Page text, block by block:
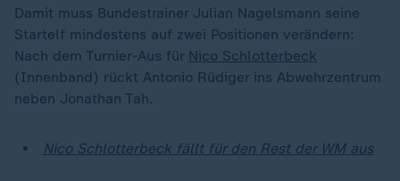
Damit muss Bundestrainer Julian Nagelsmann seine
Startelf mindestens auf zwei Positionen verändern:
Nach dem Turnier-Aus für Nico Schlotterbeck
(Innenband) rückt Antonio Rüdiger ins Abwehrzentrum
neben Jonathan Tah.
Nico Schlotterbeck fällt für den Rest der WM aus